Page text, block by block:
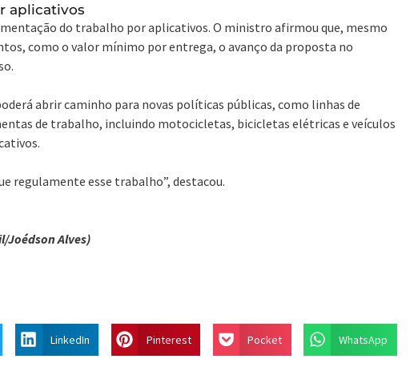
aplicativos
do trabalho por aplicativos. O ministro afirmou que, mesmo
como o valor mínimo por entrega, o avanço da proposta no
abrir caminho para novas políticas públicas, como linhas de
de trabalho, incluindo motocicletas, bicicletas elétricas e veículos
regulamente esse trabalho”, destacou.
Joédson Alves)
LinkedIn Pinterest Pocket WhatsApp